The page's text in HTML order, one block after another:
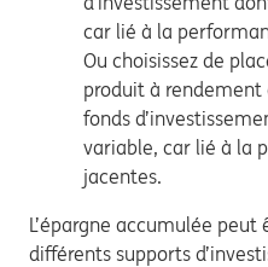
car lié à la
Ou choisissez de
produit à rendement
fonds
variable, car lié à la
jacentes.
L’épargne accumulée
différents supports